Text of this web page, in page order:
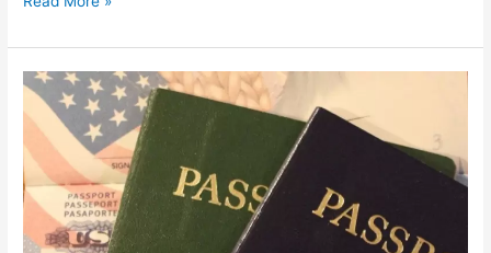
Video:
Dos
Requisitos
Principales
para
Participar